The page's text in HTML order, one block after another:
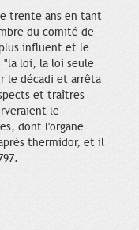
trente ans en tant
du comité de
influent et le
"la loi, la loi seule
le décadi et arrêta
et traîtres
le
dont l'organe
thermidor, et il